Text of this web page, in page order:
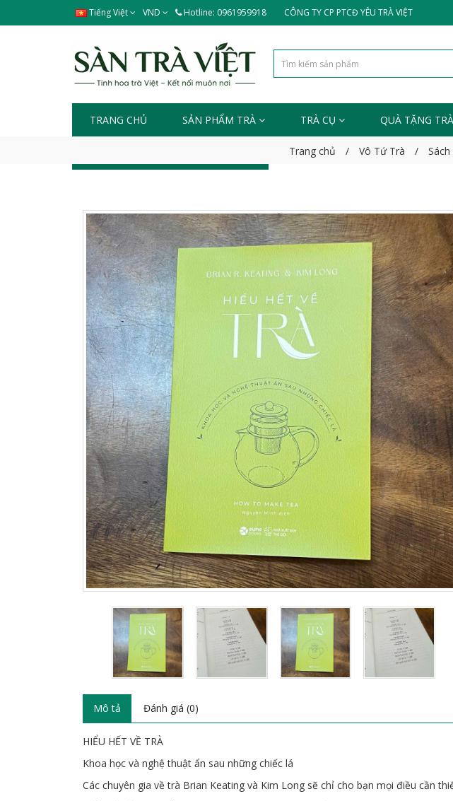
Tiếng Việt VND Hotline: 0961959918 CÔNG TY CP PTCĐ YÊU TRÀ VIỆT
TRANG CHỦ SẢN PHẨM TRÀ TRÀ CỤ QUÀ TẶNG TRÀ
Trang chủ Vô Tứ Trà
Mô tả Đánh giá (0)
HIỂU HẾT VỀ TRÀ
Khoa học và nghệ thuật ẩn sau những chiếc lá
Các chuyên gia về trà Brian Keating và Kim Long sẽ chỉ cho bạn mọi điều cần